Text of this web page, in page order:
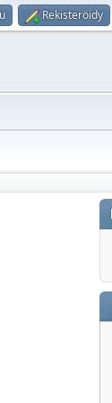
Rekisteröidy